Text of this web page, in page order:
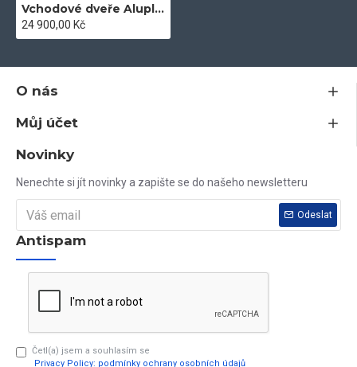
Vyrobíme Vám dveře jakýchkoli rozměrů dle Vašeho
návrhu.
Pro více informací volejte
Vchodové dveře Aluplast 100x204 bílé
24 900,00 Kč
O nás
Můj účet
Novinky
Nenechte si jít novinky a zapište se do našeho newsletteru
Odeslat
Antispam
Četl(a) jsem a souhlasím se
Privacy Policy: podmínky ochrany osobních údajů